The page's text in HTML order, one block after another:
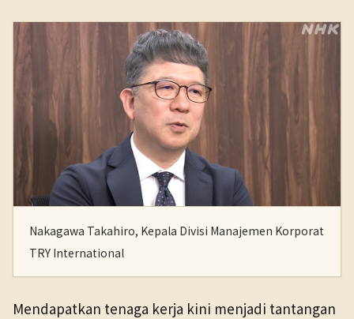
Nakagawa Takahiro, Kepala Divisi Manajemen Korporat
TRY International
Mendapatkan tenaga kerja kini menjadi tantangan